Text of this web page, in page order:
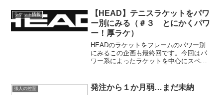
ラケット情報
【HEAD】テニスラケットをパワ
ー別にみる（＃３ とにかくパワ
ー！厚ラケ）
HEADのラケットをフレームのパワー別
にみるこの企画も最終回です。今回はパ
ワー系によったラケットを中心にスペッ
と思います。
張人の控室 発注から１か月弱…まだ未納